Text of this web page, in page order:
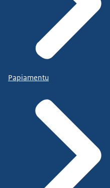
Papiamentu